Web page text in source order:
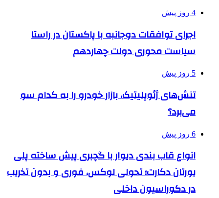
4 روز پیش
اجرای توافقات دوجانبه با پاکستان در راستا
سیاست محوری دولت چهاردهم
5 روز پیش
تنش‌های ژئوپلیتیک، بازار خودرو را به کدام سو
می‌برد؟
6 روز پیش
انواع قاب بندی دیوار با گچبری پیش ساخته پلی
یورتان دکارت؛ تحولی لوکس، فوری و بدون تخریب
در دکوراسیون داخلی